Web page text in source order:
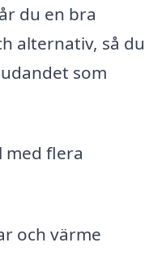
du en bra
alternativ, så du
som
med flera
och värme